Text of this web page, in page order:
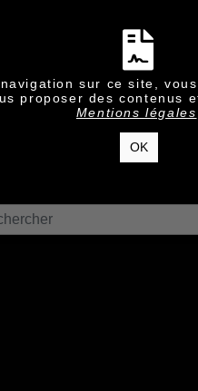
sur ce site,
proposer des contenus
Mentions légales
OK